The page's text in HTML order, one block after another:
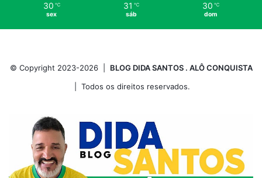
30 ℃
sex
31 ℃
sáb
30 ℃
dom
© Copyright 2023-2026 | BLOG DIDA SANTOS . ALÔ CONQUISTA
| Todos os direitos reservados.